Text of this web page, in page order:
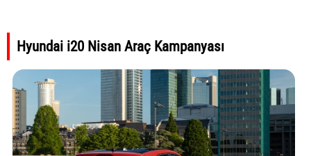
Hyundai i20 Nisan Araç Kampanyası